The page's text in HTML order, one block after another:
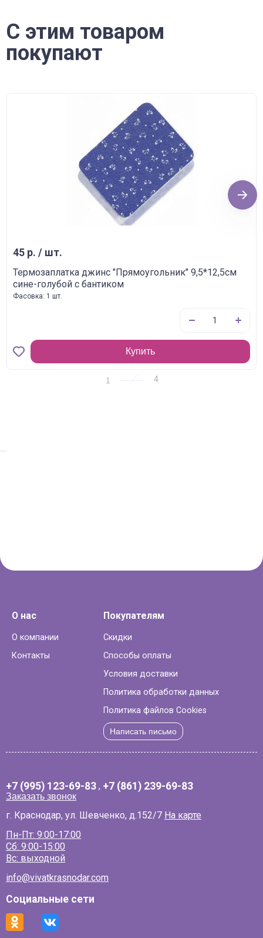
С этим товаром
покупают
45 р. / шт.
Термозаплатка джинс "Прямоугольник" 9,5*12,5см
сине-голубой с бантиком
Фасовка: 1 шт.
Купить
Next
1
О нас
О компании
Контакты
Покупателям
Скидки
Способы оплаты
Условия доставки
Политика обработки данных
Политика файлов Cookies
Написать письмо
+7 (995) 123-69-83 , +7 (861) 239-69-83
Заказать звонок
г. Краснодар, ул. Шевченко, д.152/7 На карте
Пн-Пт: 9:00-17:00
Сб: 9:00-15:00
Вс: выходной
info@vivatkrasnodar.com
Социальные сети